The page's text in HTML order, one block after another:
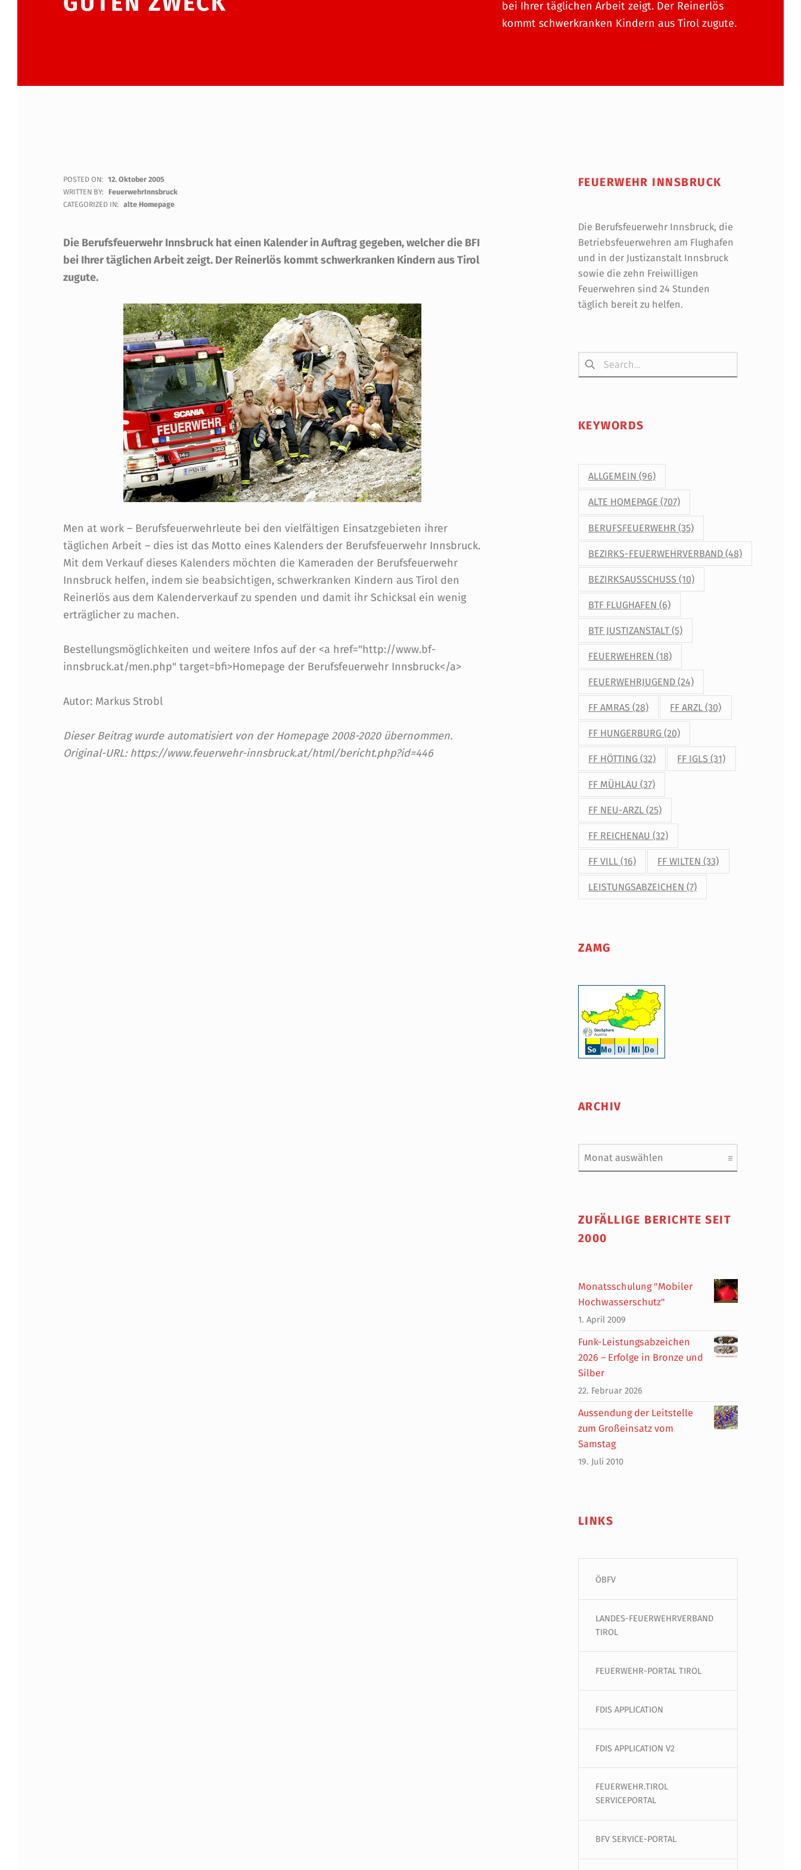
bei Ihrer täglichen Arbeit zeigt. Der Reinerlös
kommt schwerkranken Kindern aus Tirol zugute.
‚
M
E
N
6
‘
F
Ü
R
E
I
E
POSTED ON: 12. Oktober 2005
WRITTEN BY: FeuerwehrInnsbruck
CATEGORIZED IN: alte Homepage
Die Berufsfeuerwehr Innsbruck hat einen Kalender in Auftrag gegeben, welcher die BFI
bei Ihrer täglichen Arbeit zeigt. Der Reinerlös kommt schwerkranken Kindern aus Tirol
zugute.
Men at work – Berufsfeuerwehrleute bei den vielfältigen Einsatzgebieten ihrer
täglichen Arbeit – dies ist das Motto eines Kalenders der Berufsfeuerwehr Innsbruck.
Mit dem Verkauf dieses Kalenders möchten die Kameraden der Berufsfeuerwehr
Innsbruck helfen, indem sie beabsichtigen, schwerkranken Kindern aus Tirol den
Reinerlös aus dem Kalenderverkauf zu spenden und damit ihr Schicksal ein wenig
erträglicher zu machen.
Bestellungsmöglichkeiten und weitere Infos auf der <a href="http://www.bf-
innsbruck.at/men.php" target=bfi>Homepage der Berufsfeuerwehr Innsbruck</a>
Autor: Markus Strobl
Dieser Beitrag wurde automatisiert von der Homepage 2008-2020 übernommen.
Original-URL: https://www.feuerwehr-innsbruck.at/html/bericht.php?id=446
FEUERWEHR INNSBRUCK
Die Berufsfeuerwehr Innsbruck, die
Betriebsfeuerwehren am Flughafen
und in der Justizanstalt Innsbruck
sowie die zehn Freiwilligen
Feuerwehren sind 24 Stunden
täglich bereit zu helfen.
Suchen nach:
KEYWORDS
ALLGEMEIN (96)
ALTE HOMEPAGE (707)
BERUFSFEUERWEHR (35)
BEZIRKS-FEUERWEHRVERBAND (48)
BEZIRKSAUSSCHUSS (10)
BTF FLUGHAFEN (6)
BTF JUSTIZANSTALT (5)
FEUERWEHREN (18)
FEUERWEHRJUGEND (24)
FF AMRAS (28) FF ARZL (30)
FF HUNGERBURG (20)
FF HÖTTING (32) FF IGLS (31)
FF MÜHLAU (37)
FF NEU-ARZL (25)
FF REICHENAU (32)
FF VILL (16) FF WILTEN (33)
LEISTUNGSABZEICHEN (7)
ZAMG
ARCHIV
Archiv
ZUFÄLLIGE BERICHTE SEIT
2000
Monatsschulung "Mobiler
Hochwasserschutz"
1. April 2009
Funk-Leistungsabzeichen
2026 – Erfolge in Bronze und
Silber
22. Februar 2026
Aussendung der Leitstelle
zum Großeinsatz vom
Samstag
19. Juli 2010
LINKS
ÖBFV
LANDES-FEUERWEHRVERBAND
TIROL
FEUERWEHR-PORTAL TIROL
FDIS APPLICATION
FDIS APPLICATION V2
FEUERWEHR.TIROL
SERVICEPORTAL
BFV SERVICE-PORTAL